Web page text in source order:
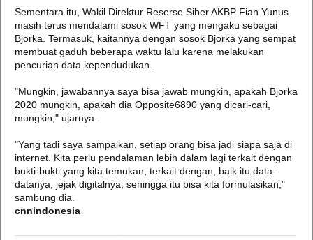
Sementara itu, Wakil Direktur Reserse Siber AKBP Fian Yunus
masih terus mendalami sosok WFT yang mengaku sebagai
Bjorka. Termasuk, kaitannya dengan sosok Bjorka yang sempat
membuat gaduh beberapa waktu lalu karena melakukan
pencurian data kependudukan.
"Mungkin, jawabannya saya bisa jawab mungkin, apakah Bjorka
2020 mungkin, apakah dia Opposite6890 yang dicari-cari,
mungkin," ujarnya.
"Yang tadi saya sampaikan, setiap orang bisa jadi siapa saja di
internet. Kita perlu pendalaman lebih dalam lagi terkait dengan
bukti-bukti yang kita temukan, terkait dengan, baik itu data-
datanya, jejak digitalnya, sehingga itu bisa kita formulasikan,"
sambung dia.
cnnindonesia